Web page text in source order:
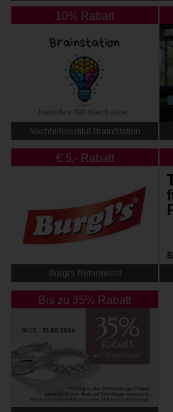
10% Rabatt
Nachhilfeinstitut BrainStation
€ 5,- Rabatt
Burgl's Reformkost
Bis zu 35% Rabatt